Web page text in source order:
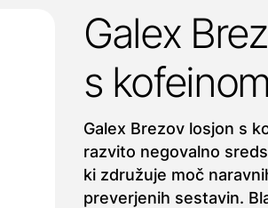
Galex
s
Galex Brezov losjon s
razvito negovalno
ki združuje moč
preverjenih sestavin.